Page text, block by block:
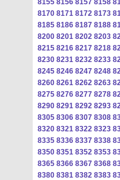
8170 8171 8172 8173
8185 8186 8187 8188
8200 8201 8202 8203
8215 8216 8217 8218
8230 8231 8232 8233
8245 8246 8247 8248
8260 8261 8262 8263
8275 8276 8277 8278
8290 8291 8292 8293
8305 8306 8307 8308
8320 8321 8322 8323
8335 8336 8337 8338
8350 8351 8352 8353
8365 8366 8367 8368
8380 8381 8382 8383